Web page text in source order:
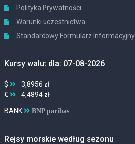
Polityka Prywatności
Warunki uczestnictwa
Standardowy Formularz Informacyjny
Kursy walut dla: 07-08-2026
$
3,8956 zł
€
4,4894 zł
BANK BNP paribas
Rejsy morskie według sezonu